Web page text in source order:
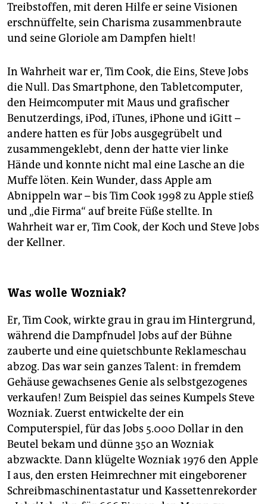
Treibstoffen, mit deren Hilfe er seine Visionen
erschnüffelte, sein Charisma zusammenbraute
und seine Gloriole am Dampfen hielt!
In Wahrheit war er, Tim Cook, die Eins, Steve Jobs
die Null. Das Smartphone, den Tabletcomputer,
den Heimcomputer mit Maus und grafischer
Benutzerdings, iPod, iTunes, iPhone und iGitt –
andere hatten es für Jobs ausgegrübelt und
zusammengeklebt, denn der hatte vier linke
Hände und konnte nicht mal eine Lasche an die
Muffe löten. Kein Wunder, dass Apple am
Abnippeln war – bis Tim Cook 1998 zu Apple stieß
und „die Firma“ auf breite Füße stellte. In
Wahrheit war er, Tim Cook, der Koch und Steve Jobs
der Kellner.
Was wolle Wozniak?
Er, Tim Cook, wirkte grau in grau im Hintergrund,
während die Dampfnudel Jobs auf der Bühne
zauberte und eine quietschbunte Reklameschau
abzog. Das war sein ganzes Talent: in fremdem
Gehäuse gewachsenes Genie als selbstgezogenes
verkaufen! Zum Beispiel das seines Kumpels Steve
Wozniak. Zuerst entwickelte der ein
Computerspiel, für das Jobs 5.000 Dollar in den
Beutel bekam und dünne 350 an Wozniak
abzwackte. Dann klügelte Wozniak 1976 den Apple
I aus, den ersten Heimrechner mit eingeborener
Schreibmaschinentastatur und Kassettenrekorder